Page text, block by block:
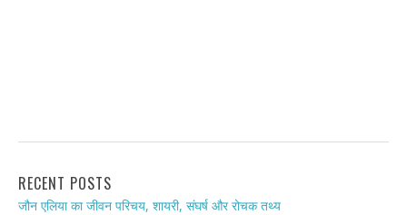
RECENT POSTS
जौन एलिया का जीवन परिचय, शायरी, संघर्ष और रोचक तथ्य